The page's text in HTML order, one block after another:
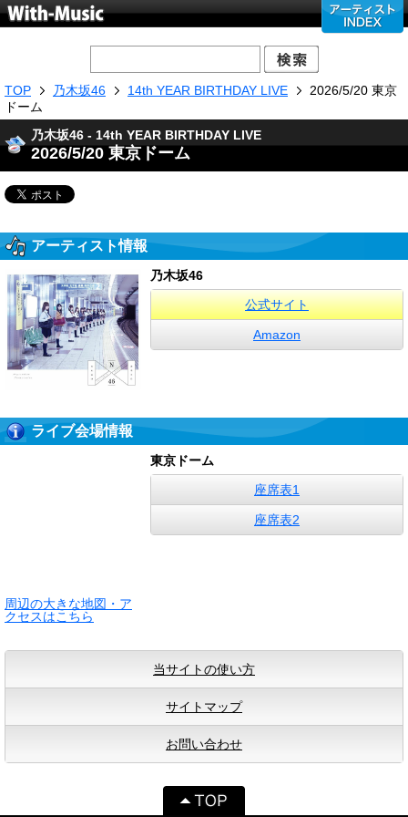
TOP 乃木坂46 14th YEAR BIRTHDAY LIVE
2026/5/20 東京
ドーム
乃木坂46 - 14th YEAR BIRTHDAY LIVE
2026/5/20 東京ドーム
アーティスト情報
乃木坂46
公式サイト
Amazon
ライブ会場情報
周辺の大きな地図・ア
クセスはこちら
東京ドーム
座席表1
座席表2
当サイトの使い方
サイトマップ
お問い合わせ